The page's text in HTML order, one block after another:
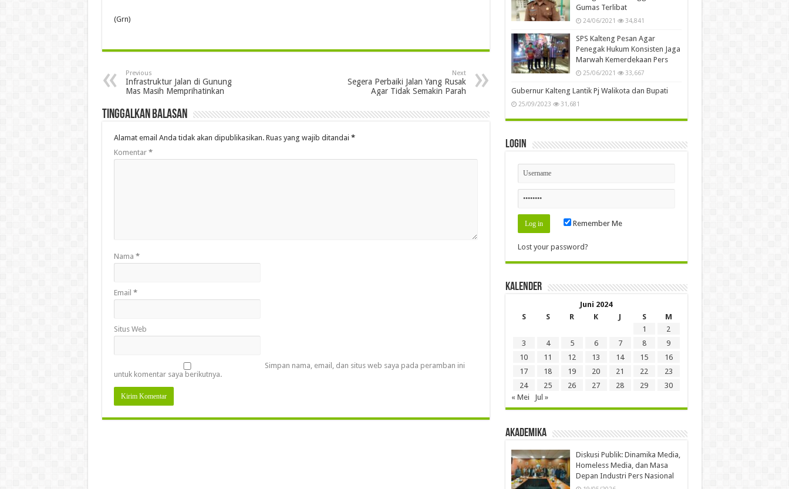
(Grn)
Previous
Infrastruktur Jalan di Gunung
Mas Masih Memprihatinkan
Next
Segera Perbaiki Jalan Yang Rusak
Agar Tidak Semakin Parah
Tinggalkan Balasan
Alamat email Anda tidak akan dipublikasikan. Ruas yang wajib ditandai *
Komentar *
Nama *
Email *
Situs Web
Simpan nama, email, dan situs web saya pada peramban ini
untuk komentar saya berikutnya.
Gumas Terlibat
24/06/2021 34,841
SPS Kalteng Pesan Agar
Penegak Hukum Konsisten Jaga
Marwah Kemerdekaan Pers
25/06/2021 33,667
Gubernur Kalteng Lantik Pj Walikota dan Bupati
25/09/2023 31,681
Login
Remember Me
Lost your password?
Kalender
Juni 2024
S
S R K J S
M
1
2
3
4 5 6 7 8
9
10
11 12 13 14 15
16
17
18 19 20 21 22
23
24
25 26 27 28 29
30
« Mei
Jul »
Akademika
Diskusi Publik: Dinamika Media,
Homeless Media, dan Masa
Depan Industri Pers Nasional